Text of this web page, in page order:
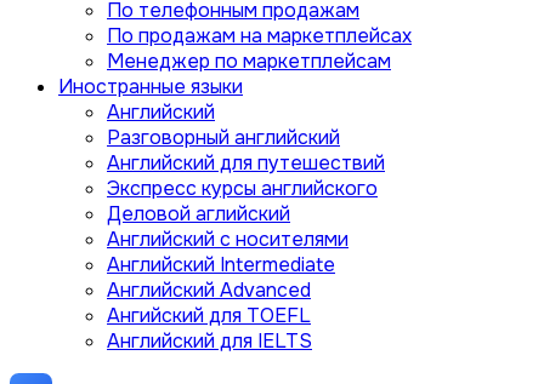
По телефонным продажам
По продажам на маркетплейсах
Менеджер по маркетплейсам
Иностранные языки
Английский
Разговорный английский
Английский для путешествий
Экспресс курсы английского
Деловой аглийский
Английский с носителями
Английский Intermediate
Английский Advanced
Ангийский для TOEFL
Английский для IELTS